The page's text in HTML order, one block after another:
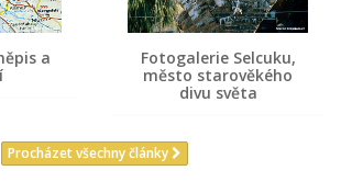
a
Fotogalerie Selcuku,
město starověkého
divu světa
Procházet všechny články